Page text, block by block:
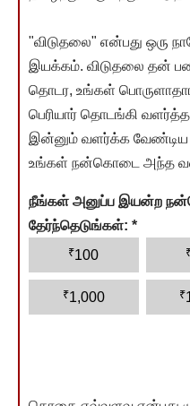
"விடுதலை" என்பது ஒரு
இயக்கம். விடுதலை தன்
தொடர, உங்கள்
பெரியார் தொடங்கி வளர்த்த
இன்னும் வளர்க்க வேண்டிய
உங்கள் நன்கொடை அந்த
நீங்கள் அனுப்ப இயன்ற
தேர்ந்தெடுங்கள்: *
₹100
₹1,000 ₹